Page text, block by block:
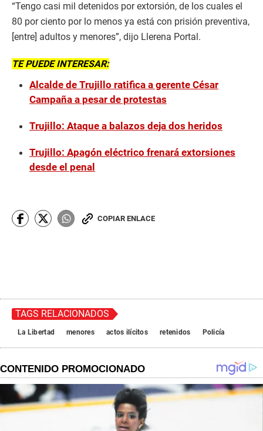
“Tengo casi mil detenidos por extorsión, de los cuales el
80 por ciento por lo menos ya está con prisión preventiva,
[entre] adultos y menores”, dijo Llerena Portal.
TE PUEDE INTERESAR:
Alcalde de Trujillo ratifica a gerente César
Campaña a pesar de protestas
Trujillo: Ataque a balazos deja dos heridos
Trujillo: Apagón eléctrico frenará extorsiones
desde el penal
COPIAR ENLACE
TAGS RELACIONADOS
La Libertad menores actos ilícitos retenidos Policía